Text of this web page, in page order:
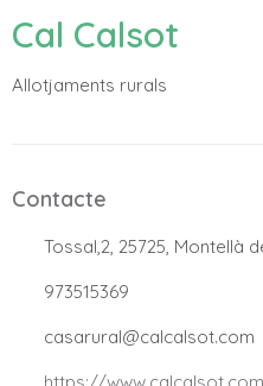
Cal Calsot
Allotjaments rurals
Contacte
Tossal,2, 25725, Montellà
973515369
casarural@calcalsot.com